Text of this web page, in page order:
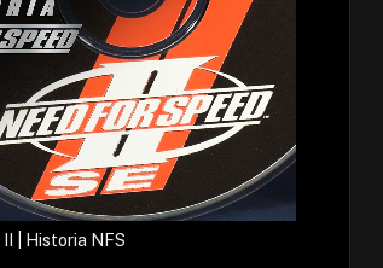
| Historia NFS